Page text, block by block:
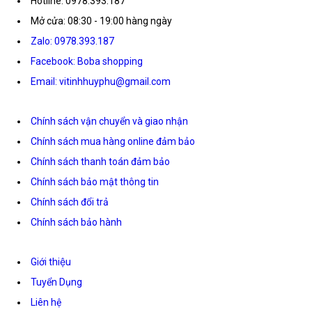
Mở cửa: 08:30 - 19:00 hàng ngày
Zalo: 0978.393.187
Facebook: Boba shopping
Email: vitinhhuyphu@gmail.com
Chính sách vận chuyển và giao nhận
Chính sách mua hàng online đảm bảo
Chính sách thanh toán đảm bảo
Chính sách bảo mật thông tin
Chính sách đổi trả
Chính sách bảo hành
Giới thiệu
Tuyển Dụng
Liên hệ